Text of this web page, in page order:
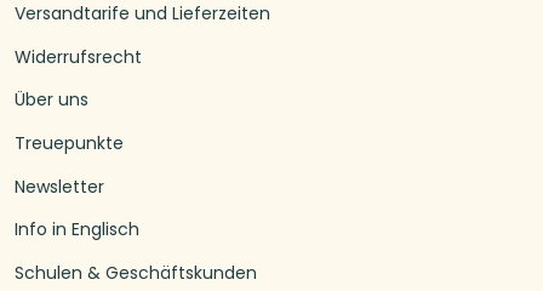
Versandtarife und Lieferzeiten
Widerrufsrecht
Über uns
Treuepunkte
Newsletter
Info in Englisch
Schulen & Geschäftskunden